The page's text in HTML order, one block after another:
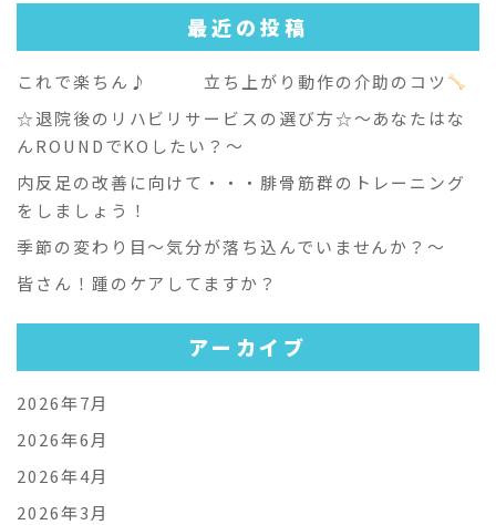
最近の投稿
これで楽ちん♪ 立ち上がり動作の介助のコツ
☆退院後のリハビリサービスの選び方☆～あなたはな
んROUNDでKOしたい？～
内反足の改善に向けて・・・腓骨筋群のトレーニング
をしましょう！
季節の変わり目～気分が落ち込んでいませんか？～
皆さん！踵のケアしてますか？
アーカイブ
2026年7月
2026年6月
2026年4月
2026年3月